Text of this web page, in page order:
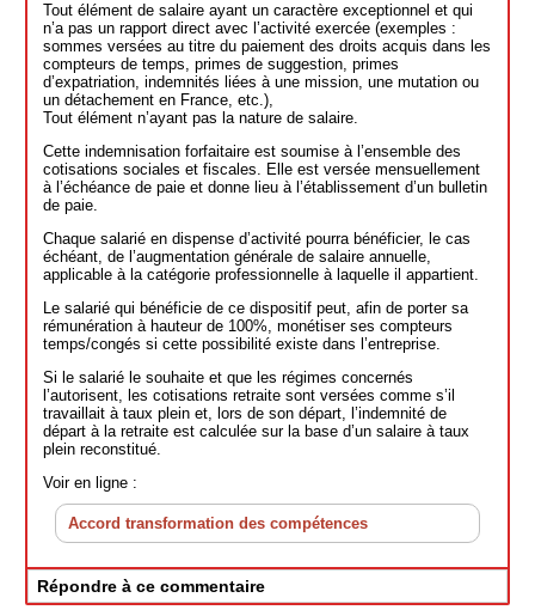
Tout élément de salaire ayant un caractère exceptionnel et qui
n’a pas un rapport direct avec l’activité exercée (exemples :
sommes versées au titre du paiement des droits acquis dans les
compteurs de temps, primes de suggestion, primes
d’expatriation, indemnités liées à une mission, une mutation ou
un détachement en France, etc.),
Tout élément n’ayant pas la nature de salaire.
Cette indemnisation forfaitaire est soumise à l’ensemble des
cotisations sociales et fiscales. Elle est versée mensuellement
à l’échéance de paie et donne lieu à l’établissement d’un bulletin
de paie.
Chaque salarié en dispense d’activité pourra bénéficier, le cas
échéant, de l’augmentation générale de salaire annuelle,
applicable à la catégorie professionnelle à laquelle il appartient.
Le salarié qui bénéficie de ce dispositif peut, afin de porter sa
rémunération à hauteur de 100%, monétiser ses compteurs
temps/congés si cette possibilité existe dans l’entreprise.
Si le salarié le souhaite et que les régimes concernés
l’autorisent, les cotisations retraite sont versées comme s’il
travaillait à taux plein et, lors de son départ, l’indemnité de
départ à la retraite est calculée sur la base d’un salaire à taux
plein reconstitué.
Voir en ligne :
Accord transformation des compétences
Répondre à ce commentaire